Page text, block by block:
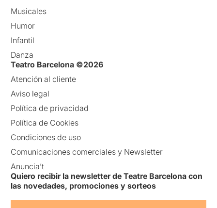
Musicales
Humor
Infantil
Danza
Teatro Barcelona ©2026
Atención al cliente
Aviso legal
Política de privacidad
Política de Cookies
Condiciones de uso
Comunicaciones comerciales y Newsletter
Anuncia’t
Quiero recibir la newsletter de Teatre Barcelona con
las novedades, promociones y sorteos